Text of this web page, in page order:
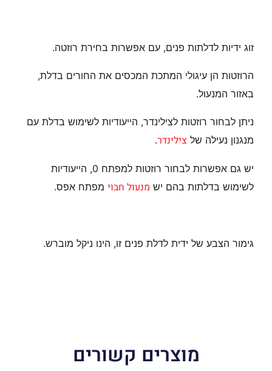
זוג ידיות לדלתות פנים, עם אפשרות בחירת רוזטה.
הרוזטות הן עיגולי המתכת המכסים את החורים בדלת,
באזור המנעול.
ניתן לבחור רוזטות לצילינדר, הייעודיות לשימוש בדלת עם
מנגנון נעילה של צילינדר.
יש גם אפשרות לבחור רוזטות למפתח 0, הייעודיות
לשימוש בדלתות בהם יש מנעול חבוי מפתח אפס.
גימור הצבע של ידית לדלת פנים זו, הינו ניקל מוברש.
מוצרים קשורים